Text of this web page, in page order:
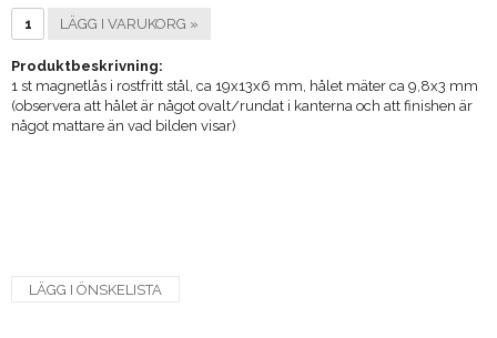
LÄGG I VARUKORG »
Produktbeskrivning:
1 st magnetlås i rostfritt stål, ca 19x13x6 mm, hålet mäter ca 9,8x3 mm
(observera att hålet är något ovalt/rundat i kanterna och att finishen är
något mattare än vad bilden visar)
LÄGG I ÖNSKELISTA